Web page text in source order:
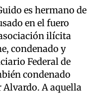
es hermano de
en el fuero
ilícita
condenado y
Federal de
condenado
A aquella